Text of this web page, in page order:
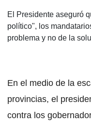
El Presidente aseguró
político", los
problema y no de la
En el medio de la
provincias, el
contra los